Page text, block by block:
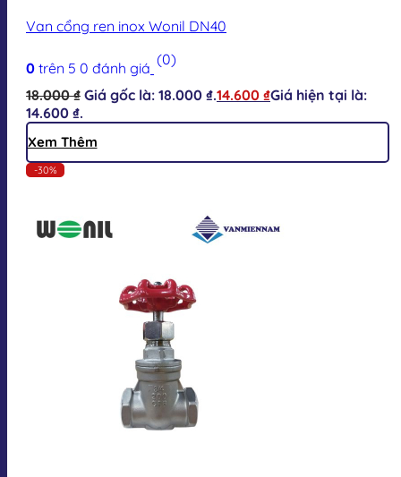
Van cổng ren inox Wonil DN40
0 trên 5 0 đánh giá (0)
18.000₫ Giá gốc là: 18.000 ₫.14.600 ₫Giá hiện tại là:
14.600 ₫.
Xem Thêm
-30%